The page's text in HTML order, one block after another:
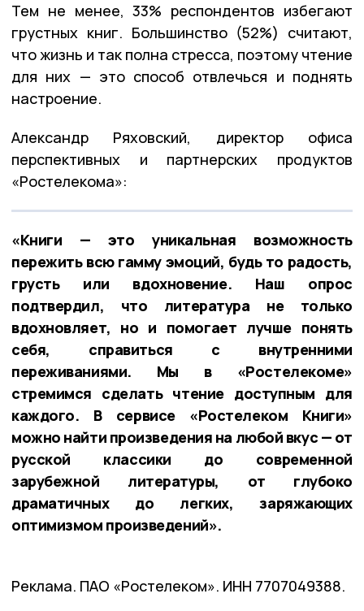
Тем не менее, 33% респондентов избегают
грустных книг. Большинство (52%) считают,
что жизнь и так полна стресса, поэтому чтение
для них — это способ отвлечься и поднять
настроение.
Александр Ряховский, директор офиса
перспективных и партнерских продуктов
«Ростелекома»:
«Книги — это уникальная возможность
пережить всю гамму эмоций, будь то радость,
грусть или вдохновение. Наш опрос
подтвердил, что литература не только
вдохновляет, но и помогает лучше понять
себя, справиться с внутренними
переживаниями. Мы в «Ростелекоме»
стремимся сделать чтение доступным для
каждого. В сервисе «Ростелеком Книги»
можно найти произведения на любой вкус — от
русской классики до современной
зарубежной литературы, от глубоко
драматичных до легких, заряжающих
оптимизмом произведений».
Реклама. ПАО «Ростелеком». ИНН 7707049388.